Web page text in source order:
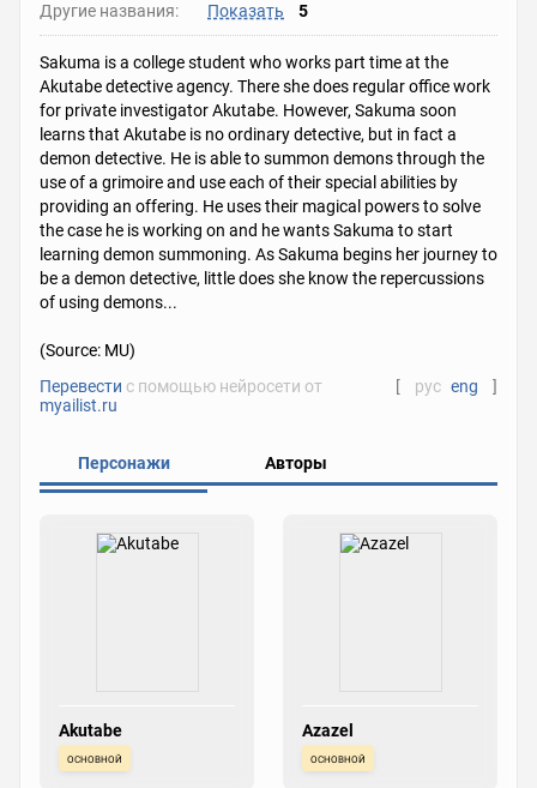
Другие названия:
Показать 5
Sakuma is a college student who works part time at the
Akutabe detective agency. There she does regular office work
for private investigator Akutabe. However, Sakuma soon
learns that Akutabe is no ordinary detective, but in fact a
demon detective. He is able to summon demons through the
use of a grimoire and use each of their special abilities by
providing an offering. He uses their magical powers to solve
the case he is working on and he wants Sakuma to start
learning demon summoning. As Sakuma begins her journey to
be a demon detective, little does she know the repercussions
of using demons...
(Source: MU)
Перевести с помощью нейросети от
myailist.ru
[ рус eng ]
Персонажи Авторы
Akutabe
основной
Azazel
основной